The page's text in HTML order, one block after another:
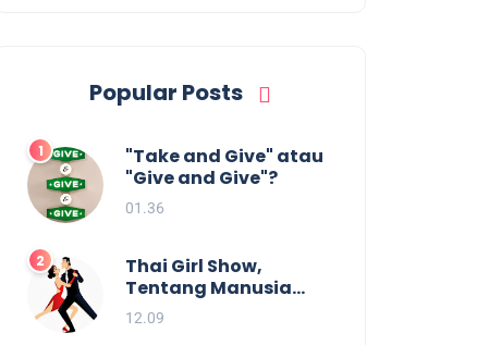
Popular Posts
"Take and Give" atau
"Give and Give"?
01.36
Thai Girl Show,
Tentang Manusia
dan Batas
Kesenangan.
12.09